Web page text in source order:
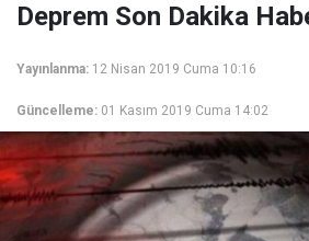
Deprem Son Dakika
Yayınlanma: 12 Nisan 2019 Cuma 10:16
Güncelleme: 01 Kasım 2019 Cuma 14:02